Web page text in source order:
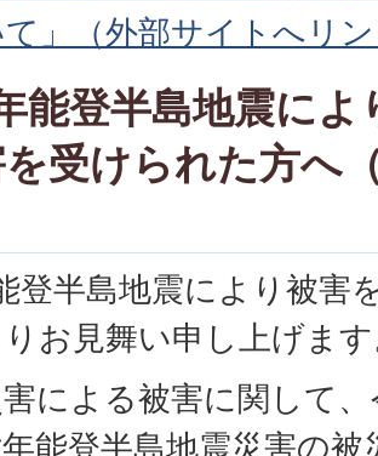
」（外部サイトへリ
能登半島地震によ
受けられた方へ
登半島地震により被害
お見舞い申し上げま
による被害に関して
年能登半島地震災害の